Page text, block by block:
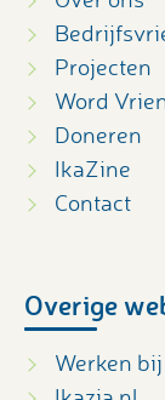
Projecten
Word
Doneren
IkaZine
Contact
Overige
Werken